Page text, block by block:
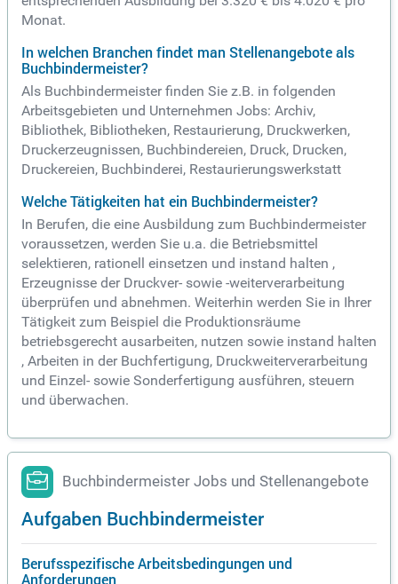
Monat.
In welchen Branchen findet man Stellenangebote als
Buchbindermeister?
Als Buchbindermeister finden Sie z.B. in folgenden
Arbeitsgebieten und Unternehmen Jobs: Archiv,
Bibliothek, Bibliotheken, Restaurierung, Druckwerken,
Druckerzeugnissen, Buchbindereien, Druck, Drucken,
Druckereien, Buchbinderei, Restaurierungswerkstatt
Welche Tätigkeiten hat ein Buchbindermeister?
In Berufen, die eine Ausbildung zum Buchbindermeister
voraussetzen, werden Sie u.a. die Betriebsmittel
selektieren, rationell einsetzen und instand halten ,
Erzeugnisse der Druckver- sowie -weiterverarbeitung
überprüfen und abnehmen. Weiterhin werden Sie in Ihrer
Tätigkeit zum Beispiel die Produktionsräume
betriebsgerecht ausarbeiten, nutzen sowie instand halten
, Arbeiten in der Buchfertigung, Druckweiterverarbeitung
und Einzel- sowie Sonderfertigung ausführen, steuern
und überwachen.
Buchbindermeister Jobs und Stellenangebote
Aufgaben Buchbindermeister
Berufsspezifische Arbeitsbedingungen und
Anforderungen